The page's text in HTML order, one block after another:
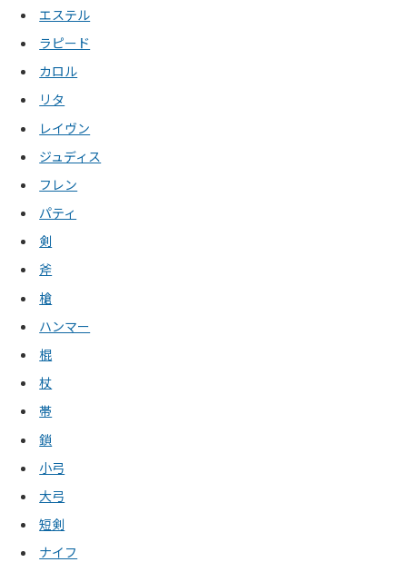
エステル
ラピード
カロル
リタ
レイヴン
ジュディス
フレン
パティ
剣
斧
槍
ハンマー
棍
杖
帯
鎖
小弓
大弓
短剣
ナイフ